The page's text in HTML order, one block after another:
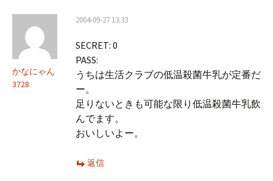
かなにゃん
3728
2004-09-27 13:33
SECRET: 0
PASS:
うちは生活クラブの低温殺菌牛乳が定番だ
ー。
足りないときも可能な限り低温殺菌牛乳飲
んでます。
おいしいよー。
返信